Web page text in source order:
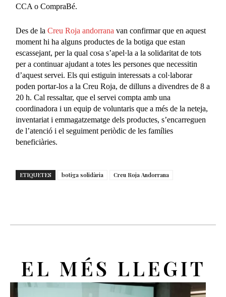
CCA o CompraBé.
Des de laCreu Roja andorrana van confirmar que en aquest
moment hi ha alguns productes de la botiga que estan
escassejant, per la qual cosa s’apel·la a la solidaritat de tots
per a continuar ajudant a totes les persones que necessitin
d’aquest servei. Els qui estiguin interessats a col·laborar
poden portar-los a la Creu Roja, de dilluns a divendres de 8 a
20 h. Cal ressaltar, que el servei compta amb una
coordinadora i un equip de voluntaris que a més de la neteja,
inventariat i emmagatzematge dels productes, s’encarreguen
de l’atenció i el seguiment periòdic de les famílies
beneficiàries.
ETIQUETES botiga solidària Creu Roja Andorrana
EL MÉS LLEGIT